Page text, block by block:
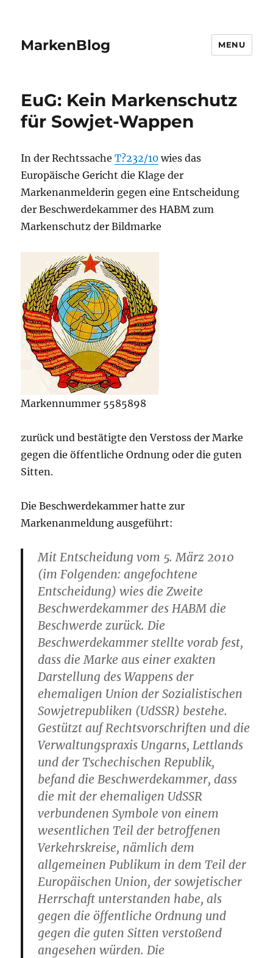
MarkenBlog MENU
EuG: Kein Markenschutz
für Sowjet-Wappen
In der RechtssacheT?232/10 wies das
Europäische Gericht die Klage der
Markenanmelderin gegen eine Entscheidung
der Beschwerdekammer des HABM zum
Markenschutz der Bildmarke
Markennummer 5585898
zurück und bestätigte den Verstoss der Marke
gegen die öffentliche Ordnung oder die guten
Sitten.
Die Beschwerdekammer hatte zur
Markenanmeldung ausgeführt:
Mit Entscheidung vom 5. März 2010
(im Folgenden: angefochtene
Entscheidung) wies die Zweite
Beschwerdekammer des HABM die
Beschwerde zurück. Die
Beschwerdekammer stellte vorab fest,
dass die Marke aus einer exakten
Darstellung des Wappens der
ehemaligen Union der Sozialistischen
Sowjetrepubliken (UdSSR) bestehe.
Gestützt auf Rechtsvorschriften und die
Verwaltungspraxis Ungarns, Lettlands
und der Tschechischen Republik,
befand die Beschwerdekammer, dass
die mit der ehemaligen UdSSR
verbundenen Symbole von einem
wesentlichen Teil der betroffenen
Verkehrskreise, nämlich dem
allgemeinen Publikum in dem Teil der
Europäischen Union, der sowjetischer
Herrschaft unterstanden habe, als
gegen die öffentliche Ordnung und
gegen die guten Sitten verstoßend
angesehen würden. Die